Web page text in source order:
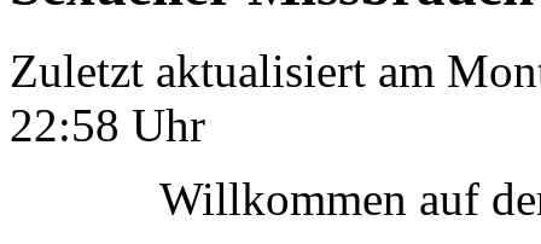
Zuletzt aktualisiert am
22:58 Uhr
Willkommen auf